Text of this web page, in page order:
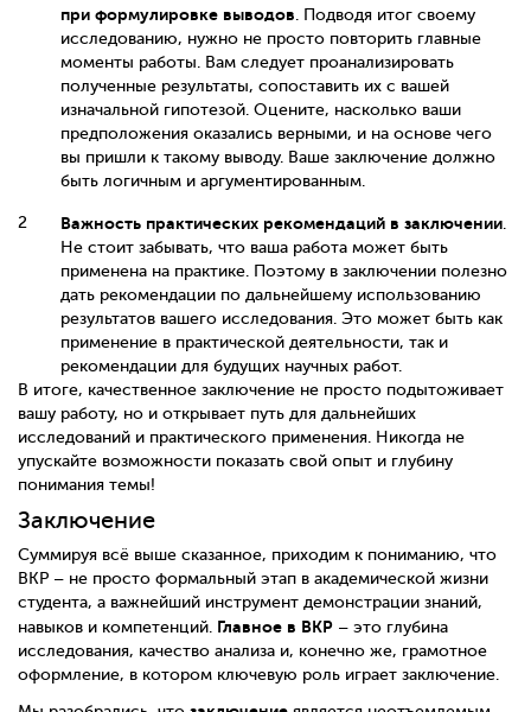
при формулировке выводов . Подводя итог своему
исследованию, нужно не просто повторить главные
моменты работы. Вам следует проанализировать
полученные результаты, сопоставить их с вашей
изначальной гипотезой. Оцените, насколько ваши
предположения оказались верными, и на основе чего
вы пришли к такому выводу. Ваше заключение должно
быть логичным и аргументированным.
Важность практических рекомендаций в заключении
Не стоит забывать, что ваша работа может быть
применена на практике. Поэтому в заключении полезно
дать рекомендации по дальнейшему использованию
результатов вашего исследования. Это может быть как
применение в практической деятельности, так и
рекомендации для будущих научных работ.
В итоге, качественное заключение не просто подытоживает
вашу работу, но и открывает путь для дальнейших
исследований и практического применения. Никогда не
упускайте возможности показать свой опыт и глубину
понимания темы!
Заключение
Суммируя всё выше сказанное, приходим к пониманию, что
ВКР – не просто формальный этап в академической жизни
студента, а важнейший инструмент демонстрации знаний,
навыков и компетенций. Главное в ВКР – это глубина
исследования, качество анализа и, конечно же, грамотное
оформление, в котором ключевую роль играет заключение.